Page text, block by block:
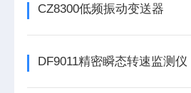
CZ8300低频振动变送器
DF9011精密瞬态转速监测仪